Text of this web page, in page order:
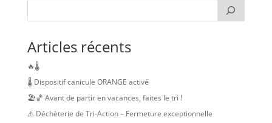
Articles récents
🔥🌡️
🌡️ Dispositif canicule ORANGE activé
🏖️🏀 Avant de partir en vacances, faites le tri !
⚠️ Déchèterie de Tri-Action – Fermeture exceptionnelle